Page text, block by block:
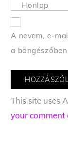
Honlap
A nevem, e-
a
This site uses
your comment